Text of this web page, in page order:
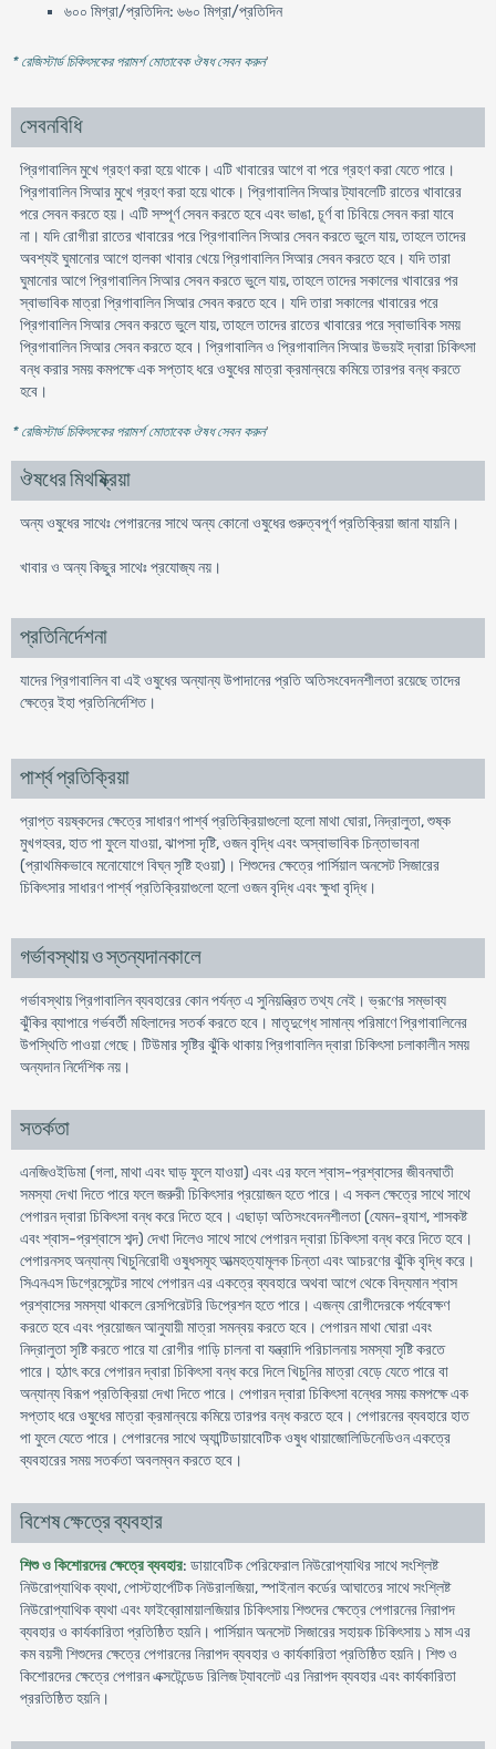
৬০০ মিগ্রা/প্রতিদিন: ৬৬০ মিগ্রা/প্রতিদিন
* রেজিস্টার্ড চিকিৎসকের পরামর্শ মোতাবেক ঔষধ সেবন করুন'
সেবনবিধি
প্রিগাবালিন মুখে গ্রহণ করা হয়ে থাকে। এটি খাবারের আগে বা পরে গ্রহণ করা যেতে পারে।
প্রিগাবালিন সিআর মুখে গ্রহণ করা হয়ে থাকে। প্রিগাবালিন সিআর ট্যাবলেটি রাতের খাবারের
পরে সেবন করতে হয়। এটি সম্পূর্ণ সেবন করতে হবে এবং ভাঙা, চূর্ণ বা চিবিয়ে সেবন করা যাবে
না। যদি রোগীরা রাতের খাবারের পরে প্রিগাবালিন সিআর সেবন করতে ভুলে যায়, তাহলে তাদের
অবশ্যই ঘুমানোর আগে হালকা খাবার খেয়ে প্রিগাবালিন সিআর সেবন করতে হবে। যদি তারা
ঘুমানোর আগে প্রিগাবালিন সিআর সেবন করতে ভুলে যায়, তাহলে তাদের সকালের খাবারের পর
স্বাভাবিক মাত্রা প্রিগাবালিন সিআর সেবন করতে হবে। যদি তারা সকালের খাবারের পরে
প্রিগাবালিন সিআর সেবন করতে ভুলে যায়, তাহলে তাদের রাতের খাবারের পরে স্বাভাবিক সময়
প্রিগাবালিন সিআর সেবন করতে হবে। প্রিগাবালিন ও প্রিগাবালিন সিআর উভয়ই দ্বারা চিকিৎসা
বন্ধ করার সময় কমপক্ষে এক সপ্তাহ ধরে ওষুধের মাত্রা ক্রমান্বয়ে কমিয়ে তারপর বন্ধ করতে
হবে।
* রেজিস্টার্ড চিকিৎসকের পরামর্শ মোতাবেক ঔষধ সেবন করুন'
ঔষধের মিথষ্ক্রিয়া
অন্য ওষুধের সাথেঃ পেগারনের সাথে অন্য কোনো ওষুধের গুরুত্বপূর্ণ প্রতিক্রিয়া জানা যায়নি।
খাবার ও অন্য কিছুর সাথেঃ প্রযোজ্য নয়।
প্রতিনির্দেশনা
যাদের প্রিগাবালিন বা এই ওষুধের অন্যান্য উপাদানের প্রতি অতিসংবেদনশীলতা রয়েছে তাদের
ক্ষেত্রে ইহা প্রতিনির্দেশিত।
পার্শ্ব প্রতিক্রিয়া
প্রাপ্ত বয়ষ্কদের ক্ষেত্রে সাধারণ পার্শ্ব প্রতিক্রিয়াগুলো হলো মাথা ঘোরা, নিদ্রালুতা, শুষ্ক
মুখগহবর, হাত পা ফুলে যাওয়া, ঝাপসা দৃষ্টি, ওজন বৃদ্ধি এবং অস্বাভাবিক চিন্তাভাবনা
(প্রাথমিকভাবে মনোযোগে বিঘ্ন সৃষ্টি হওয়া)। শিশুদের ক্ষেত্রে পার্সিয়াল অনসেট সিজারের
চিকিৎসার সাধারণ পার্শ্ব প্রতিক্রিয়াগুলো হলো ওজন বৃদ্ধি এবং ক্ষুধা বৃদ্ধি।
গর্ভাবস্থায় ও স্তন্যদানকালে
গর্ভাবস্থায় প্রিগাবালিন ব্যবহারের কোন পর্যন্ত এ সুনিয়ন্ত্রিত তথ্য নেই। ভ্রূণের সম্ভাব্য
ঝুঁকির ব্যাপারে গর্ভবর্তী মহিলাদের সতর্ক করতে হবে। মাতৃদুগ্ধে সামান্য পরিমাণে প্রিগাবালিনের
উপস্থিতি পাওয়া গেছে। টিউমার সৃষ্টির ঝুঁকি থাকায় প্রিগাবালিন দ্বারা চিকিৎসা চলাকালীন সময়
অন্যদান নির্দেশিক নয়।
সতর্কতা
এনজিওইডিমা (গলা, মাথা এবং ঘাড় ফুলে যাওয়া) এবং এর ফলে শ্বাস-প্রশ্বাসের জীবনঘাতী
সমস্যা দেখা দিতে পারে ফলে জরুরী চিকিৎসার প্রয়োজন হতে পারে। এ সকল ক্ষেত্রে সাথে সাথে
পেগারন দ্বারা চিকিৎসা বন্ধ করে দিতে হবে। এছাড়া অতিসংবেদনশীলতা (যেমন-র‍্যাশ, শাসকষ্ট
এবং শ্বাস-প্রশ্বাসে শব্দ) দেখা দিলেও সাথে সাথে পেগারন দ্বারা চিকিৎসা বন্ধ করে দিতে হবে।
পেগারনসহ অন্যান্য খিচুনিরোধী ওষুধসমূহ আত্মহত্যামূলক চিন্তা এবং আচরণের ঝুঁকি বৃদ্ধি করে।
সিএনএস ডিগ্রেসেন্টের সাথে পেগারন এর একত্রে ব্যবহারে অথবা আগে থেকে বিদ্যমান শ্বাস
প্রশ্বাসের সমস্যা থাকলে রেসপিরেটরি ডিপ্রেশন হতে পারে। এজন্য রোগীদেরকে পর্যবেক্ষণ
করতে হবে এবং প্রয়োজন আনুযায়ী মাত্রা সমন্বয় করতে হবে। পেগারন মাথা ঘোরা এবং
নিদ্রালুতা সৃষ্টি করতে পারে যা রোগীর গাড়ি চালনা বা যন্ত্রাদি পরিচালনায় সমস্যা সৃষ্টি করতে
পারে। হঠাৎ করে পেগারন দ্বারা চিকিৎসা বন্ধ করে দিলে খিচুনির মাত্রা বেড়ে যেতে পারে বা
অন্যান্য বিরূপ প্রতিক্রিয়া দেখা দিতে পারে। পেগারন দ্বারা চিকিৎসা বন্ধের সময় কমপক্ষে এক
সপ্তাহ ধরে ওষুধের মাত্রা ক্রমান্বয়ে কমিয়ে তারপর বন্ধ করতে হবে। পেগারনের ব্যবহারে হাত
পা ফুলে যেতে পারে। পেগারনের সাথে অ্যান্টিডায়াবেটিক ওষুধ থায়াজোলিডিনেডিওন একত্রে
ব্যবহারের সময় সতর্কতা অবলম্বন করতে হবে।
বিশেষ ক্ষেত্রে ব্যবহার
শিশু ও কিশোরদের ক্ষেত্রে ব্যবহার: ডায়াবেটিক পেরিফেরাল নিউরোপ্যাথির সাথে সংশ্লিষ্ট
নিউরোপ্যাথিক ব্যথা, পোস্টহার্পেটিক নিউরালজিয়া, স্পাইনাল কর্ডের আঘাতের সাথে সংশ্লিষ্ট
নিউরোপ্যাথিক ব্যথা এবং ফাইব্রোমায়ালজিয়ার চিকিৎসায় শিশুদের ক্ষেত্রে পেগারনের নিরাপদ
ব্যবহার ও কার্যকারিতা প্রতিষ্ঠিত হয়নি। পার্সিয়ান অনসেট সিজারের সহায়ক চিকিৎসায় ১ মাস এর
কম বয়সী শিশুদের ক্ষেত্রে পেগারনের নিরাপদ ব্যবহার ও কার্যকারিতা প্রতিষ্ঠিত হয়নি। শিশু ও
কিশোরদের ক্ষেত্রে পেগারন এক্সটেন্ডেড রিলিজ ট্যাবলেট এর নিরাপদ ব্যবহার এবং কার্যকারিতা
প্ররতিষ্ঠিত হয়নি।